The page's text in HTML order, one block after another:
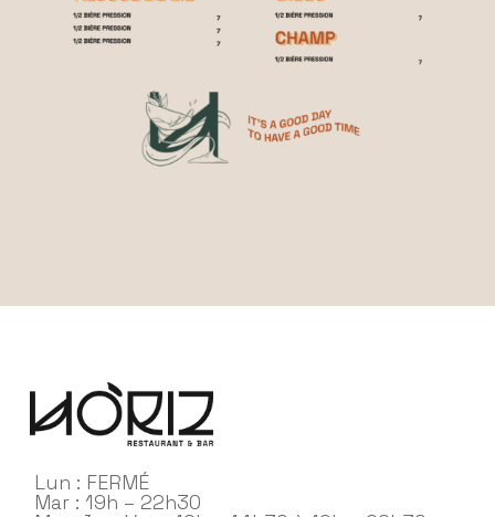
Lun : FERMÉ
Mar : 19h – 22h30